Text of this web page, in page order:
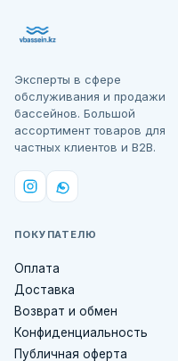
Эксперты в сфере
обслуживания и продажи
бассейнов. Большой
ассортимент товаров для
частных клиентов и B2B.
ПОКУПАТЕЛЮ
Оплата
Доставка
Возврат и обмен
Конфиденциальность
Публичная оферта